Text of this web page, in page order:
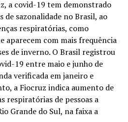
a covid-19 tem demonstrado
de sazonalidade no Brasil, ao
respiratórias, como
aparecem com mais frequência
de inverno. O Brasil registrou
19 entre maio e junho de
verificada em janeiro e
a Fiocruz indica aumento de
respiratórias de pessoas a
Grande do Sul, na faixa a